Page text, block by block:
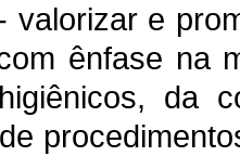
valorizar e
ênfase na
da